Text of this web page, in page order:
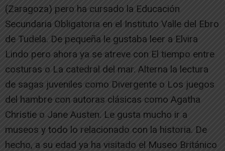
(Zaragoza) pero ha cursado la Educación
Secundaria Obligatoria en el Instituto Valle del Ebro
de Tudela. De pequeña le gustaba leer a Elvira
Lindo pero ahora ya se atreve con El tiempo entre
costuras o La catedral del mar. Alterna la lectura
de sagas juveniles como Divergente o Los juegos
del hambre con autoras clásicas como Agatha
Christie o Jane Austen. Le gusta mucho ir a
museos y todo lo relacionado con la historia. De
hecho, a su edad ya ha visitado el Museo Británico